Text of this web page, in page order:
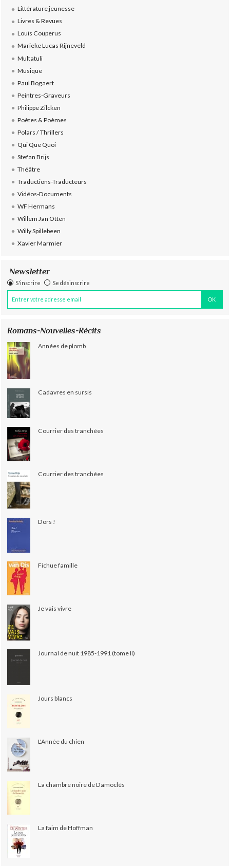
Littérature jeunesse
Livres & Revues
Louis Couperus
Marieke Lucas Rijneveld
Multatuli
Musique
Paul Bogaert
Peintres-Graveurs
Philippe Zilcken
Poètes & Poèmes
Polars / Thrillers
Qui Que Quoi
Stefan Brijs
Théâtre
Traductions-Traducteurs
Vidéos-Documents
WF Hermans
Willem Jan Otten
Willy Spillebeen
Xavier Marmier
Newsletter
S'inscrire Se désinscrire
Romans-Nouvelles-Récits
Années de plomb
Cadavres en sursis
Courrier des tranchées
Courrier des tranchées
Dors !
Fichue famille
Je vais vivre
Journal de nuit 1985-1991 (tome II)
Jours blancs
L'Année du chien
La chambre noire de Damoclès
La faim de Hoffman